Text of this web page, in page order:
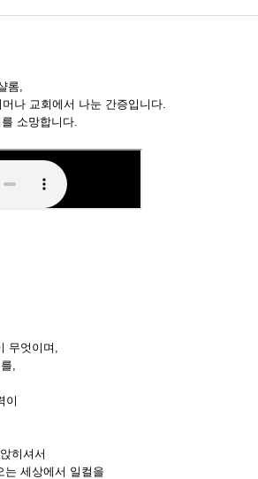
롬,
나 교회에서 나눈 간증입니다.
소망합니다.
무엇이며,
,
이
히셔서
는 세상에서 일컬을